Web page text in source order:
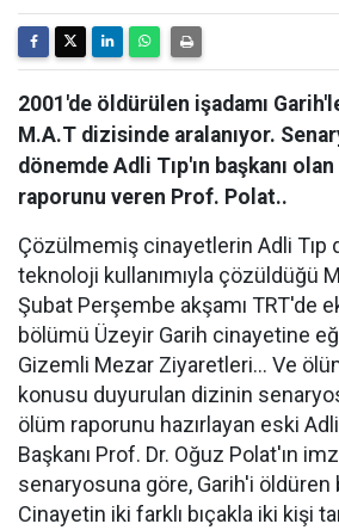
2001'de öldürülen işadamı
M.A.T dizisinde aralanıyor.
dönemde Adli Tıp'ın başkanı
raporunu veren Prof. Polat..
Çözülmemiş cinayetlerin Adli Tıp
teknoloji kullanımıyla çözüldüğü
Şubat Perşembe akşamı TRT'de
bölümü Üzeyir Garih cinayetine
Gizemli Mezar Ziyaretleri... Ve
konusu duyurulan dizinin
ölüm raporunu hazırlayan eski
Başkanı Prof. Dr. Oğuz Polat'ın
senaryosuna göre, Garih'i öldüren
Cinayetin iki farklı bıçakla iki kişi